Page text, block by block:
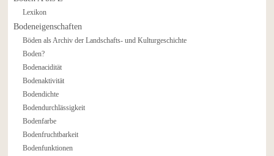
Lexikon
Bodeneigenschaften
Böden als Archiv der Landschafts- und Kulturgeschichte
Boden?
Bodenacidität
Bodenaktivität
Bodendichte
Bodendurchlässigkeit
Bodenfarbe
Bodenfruchtbarkeit
Bodenfunktionen